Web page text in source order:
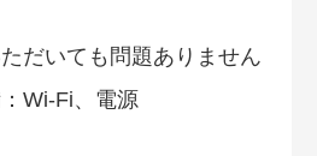
だいても問題ありません
Wi-Fi、電源